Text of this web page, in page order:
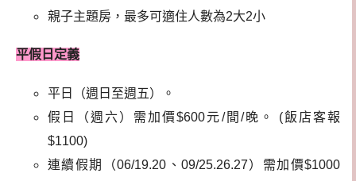
親子主題房，最多可適住人數為2大2小
平假日定義
平日（週日至週五）。
假日（週六）需加價$600元/間/晚。 (飯店客報
$1100)
連續假期（06/19.20、09/25.26.27）需加價$1000